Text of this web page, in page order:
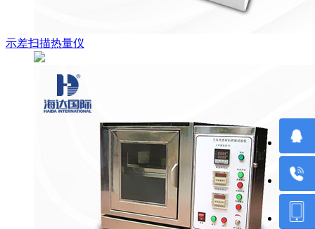
示差扫描热量仪